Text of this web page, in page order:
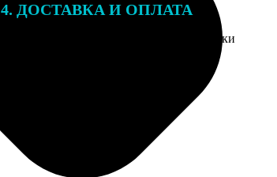
4. ДОСТАВКА И ОПЛАТА
Введите адрес и выберите способ доставки